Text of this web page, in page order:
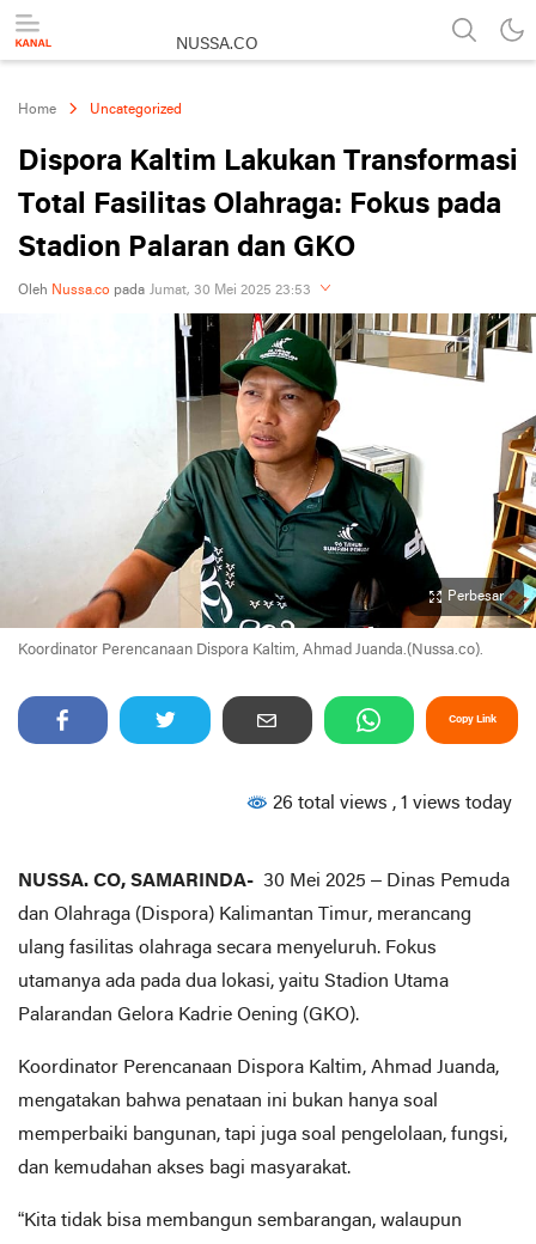
NUSSA.CO
Home Uncategorized
Dispora Kaltim Lakukan Transformasi
Total Fasilitas Olahraga: Fokus pada
Stadion Palaran dan GKO
Oleh Nussa.co pada Jumat, 30 Mei 2025 23:53
Perbesar
Koordinator Perencanaan Dispora Kaltim, Ahmad Juanda.(Nussa.co).
Copy Link
26 total views , 1 views today
NUSSA. CO, SAMARINDA- 30 Mei 2025 – Dinas Pemuda
dan Olahraga (Dispora) Kalimantan Timur, merancang
ulang fasilitas olahraga secara menyeluruh. Fokus
utamanya ada pada dua lokasi, yaitu Stadion Utama
Palarandan Gelora Kadrie Oening (GKO).
Koordinator Perencanaan Dispora Kaltim, Ahmad Juanda,
mengatakan bahwa penataan ini bukan hanya soal
memperbaiki bangunan, tapi juga soal pengelolaan, fungsi,
dan kemudahan akses bagi masyarakat.
“Kita tidak bisa membangun sembarangan, walaupun